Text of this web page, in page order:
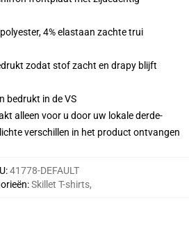
4% elastaan zachte trui
zodat stof zacht en drapy blijft
bedrukt in de VS
alleen voor u door uw lokale derde-
verschillen in het product ontvangen
:41778-DEFAULT
:Skillet T-shirts,